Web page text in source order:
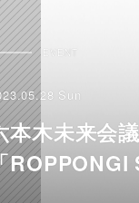
本木未来会
ROPPONGI
Sun
EVENT